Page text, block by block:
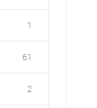
1
61
2